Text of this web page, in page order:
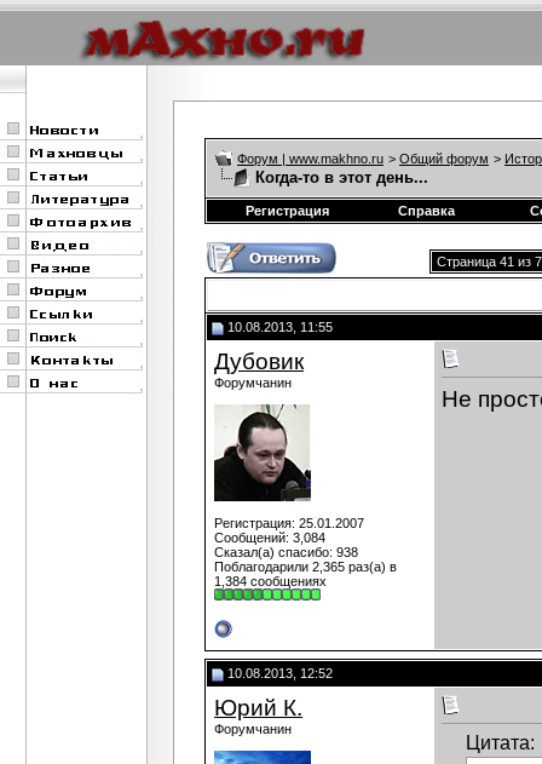
Форум | www.makhno.ru > Общий форум >
Когда-то в этот день...
Регистрация Справка
Страница 41 из
10.08.2013, 11:55
Дубовик
Форумчанин
Регистрация: 25.01.2007
Сообщений: 3,084
Сказал(а) спасибо: 938
Поблагодарили 2,365 раз(а) в
1,384 сообщениях
Не
10.08.2013, 12:52
Юрий К.
Форумчанин
Цитата: